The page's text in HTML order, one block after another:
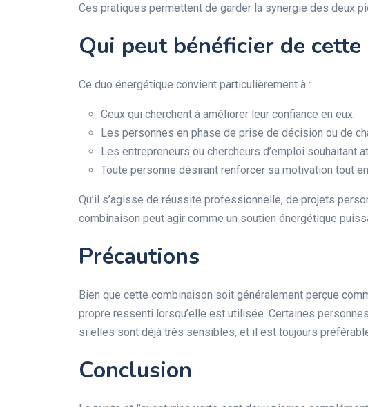
Ces pratiques permettent de garder la synergie des deux
Qui peut bénéficier de
Ce duo énergétique convient particulièrement à :
Ceux qui cherchent à améliorer leur confiance en eux.
Les personnes en phase de prise de décision ou de
Les entrepreneurs ou chercheurs d’emploi souhaitant
Toute personne désirant renforcer sa motivation tout
Qu’il s’agisse de réussite professionnelle, de projets
combinaison peut agir comme un soutien énergétique
Précautions
Bien que cette combinaison soit généralement perçue
propre ressenti lorsqu’elle est utilisée. Certaines
si elles sont déjà très sensibles, et il est toujours
Conclusion